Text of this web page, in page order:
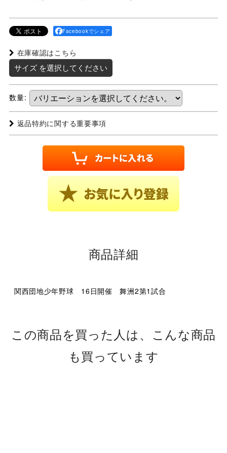
Facebookでシェア
在庫確認はこちら
サイズ を選択してください
数量:
返品特約に関する重要事項
商品詳細
関西団地少年野球 16日開催 舞洲2第1試合
この商品を買った人は、こんな商品
も買っています